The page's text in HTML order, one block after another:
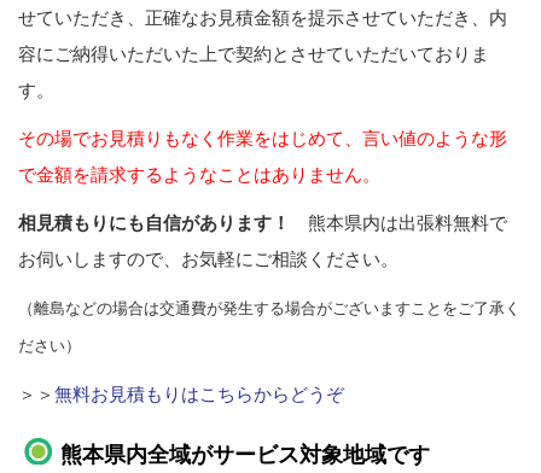
せていただき、正確なお見積金額を提示させていただき、内
容にご納得いただいた上で契約とさせていただいておりま
す。
その場でお見積りもなく作業をはじめて、言い値のような形
で金額を請求するようなことはありません。
相見積もりにも自信があります！
熊本県内は出張料無料で
お伺いしますので、お気軽にご相談ください。
（離島などの場合は交通費が発生する場合がございますことをご了承く
ださい）
＞＞ 無料お見積もりはこちらからどうぞ
熊本県内全域がサービス対象地域です